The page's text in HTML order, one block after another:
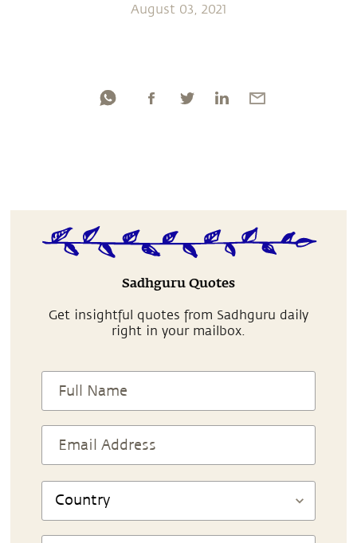
August 03, 2021
Sadhguru Quotes
Get insightful quotes from Sadhguru daily
right in your mailbox.